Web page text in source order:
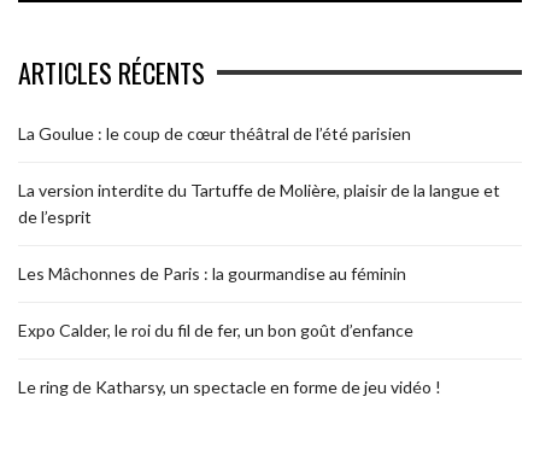
ARTICLES RÉCENTS
La Goulue : le coup de cœur théâtral de l’été parisien
La version interdite du Tartuffe de Molière, plaisir de la langue et
de l’esprit
Les Mâchonnes de Paris : la gourmandise au féminin
Expo Calder, le roi du fil de fer, un bon goût d’enfance
Le ring de Katharsy, un spectacle en forme de jeu vidéo !